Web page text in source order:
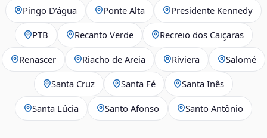
Pingo D’água Ponte Alta Presidente Kennedy
PTB Recanto Verde Recreio dos Caiçaras
Renascer Riacho de Areia Riviera Salomé
Santa Cruz Santa Fé Santa Inês
Santa Lúcia Santo Afonso Santo Antônio